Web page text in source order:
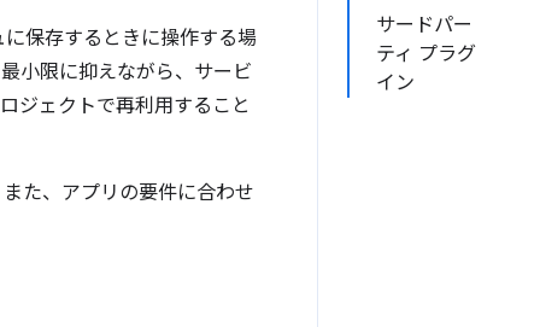
サードパー
ティ プラグ
イン
保存するときに操作する場
小限に抑えながら、サービ
ジェクトで再利用すること
た、アプリの要件に合わせ